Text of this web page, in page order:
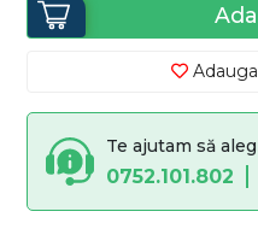
Te ajutam să
0752.101.802